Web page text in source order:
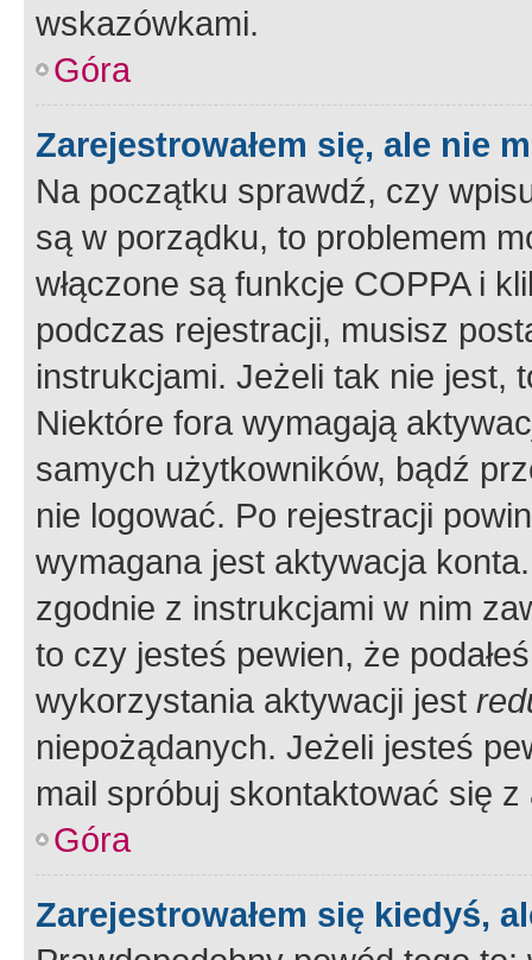
wskazówkami.
Góra
Zarejestrowałem się, ale nie
Na początku sprawdź, czy
są w porządku, to problemem
włączone są funkcje COPPA i
podczas rejestracji, musisz
instrukcjami. Jeżeli tak nie jest,
Niektóre fora wymagają
samych użytkowników, bądź
nie logować. Po rejestracji
wymagana jest aktywacja
zgodnie z instrukcjami w nim
to czy jesteś pewien, że
wykorzystania aktywacji jest
niepożądanych. Jeżeli jesteś
mail spróbuj skontaktować się
Góra
Zarejestrowałem się kiedyś,